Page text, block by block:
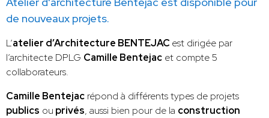
de nouveaux projets.
L’atelier d’Architecture BENTEJAC est dirigée par
l’architecte DPLG Camille Bentejac et compte 5
collaborateurs.
Camille Bentejac répond à différents types de projets
publics ou privés, aussi bien pour de la construction